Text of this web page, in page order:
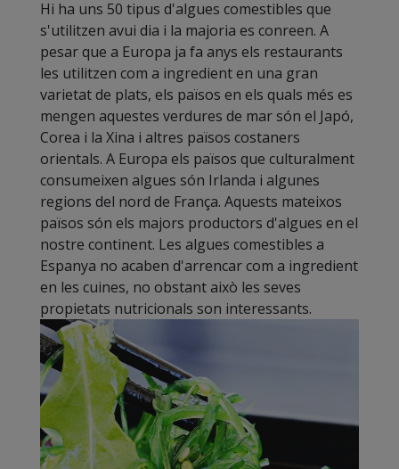
Hi ha uns 50 tipus d'algues comestibles que
s'utilitzen avui dia i la majoria es conreen. A
pesar que a Europa ja fa anys els restaurants
les utilitzen com a ingredient en una gran
varietat de plats, els països en els quals més es
mengen aquestes verdures de mar són el Japó,
Corea i la Xina i altres països costaners
orientals. A Europa els països que culturalment
consumeixen algues són Irlanda i algunes
regions del nord de França. Aquests mateixos
països són els majors productors d'algues en el
nostre continent. Les algues comestibles a
Espanya no acaben d'arrencar com a ingredient
en les cuines, no obstant això les seves
propietats nutricionals son interessants.